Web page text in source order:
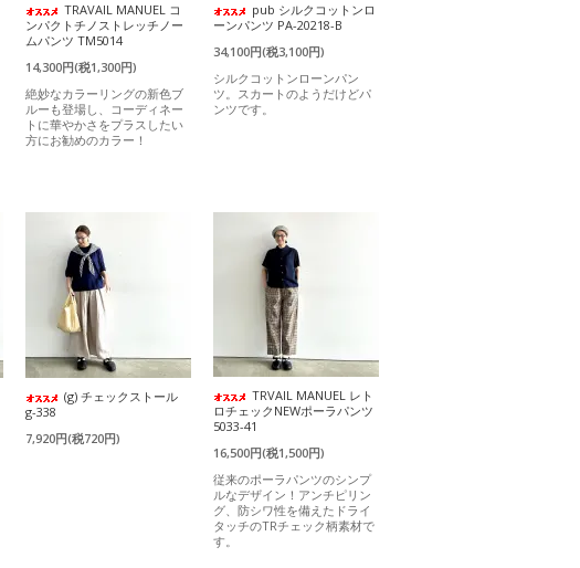
TRAVAIL MANUEL コ
ンパクトチノストレッチノー
ムパンツ TM5014
14,300円(税1,300円)
絶妙なカラーリングの新色ブ
ルーも登場し、コーディネー
トに華やかさをプラスしたい
方にお勧めのカラー！
pub シルクコットンロ
ーンパンツ PA-20218-B
34,100円(税3,100円)
シルクコットンローンパン
ツ。スカートのようだけどパ
ンツです。
(g) チェックストール
g-338
7,920円(税720円)
TRVAIL MANUEL レト
ロチェックNEWポーラパンツ
5033-41
16,500円(税1,500円)
従来のポーラパンツのシンプ
ルなデザイン！アンチピリン
グ、防シワ性を備えたドライ
タッチのTRチェック柄素材で
す。